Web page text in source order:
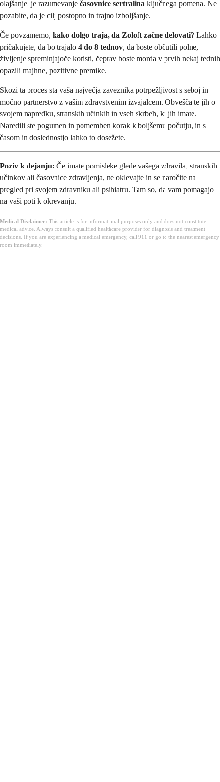
olajšanje, je razumevanje časovnice sertralina ključnega pomena. Ne
pozabite, da je cilj postopno in trajno izboljšanje.
Če povzamemo, kako dolgo traja, da Zoloft začne delovati? Lahko
pričakujete, da bo trajalo 4 do 8 tednov, da boste občutili polne,
življenje spreminjajoče koristi, čeprav boste morda v prvih nekaj tednih
opazili majhne, pozitivne premike.
Skozi ta proces sta vaša največja zaveznika potrpežljivost s seboj in
močno partnerstvo z vašim zdravstvenim izvajalcem. Obveščajte jih o
svojem napredku, stranskih učinkih in vseh skrbeh, ki jih imate.
Naredili ste pogumen in pomemben korak k boljšemu počutju, in s
časom in doslednostjo lahko to dosežete.
Poziv k dejanju: Če imate pomisleke glede vašega zdravila, stranskih
učinkov ali časovnice zdravljenja, ne oklevajte in se naročite na
pregled pri svojem zdravniku ali psihiatru. Tam so, da vam pomagajo
na vaši poti k okrevanju.
Medical Disclaimer: This article is for informational purposes only and does not constitute
medical advice. Always consult a qualified healthcare provider for diagnosis and treatment
decisions. If you are experiencing a medical emergency, call 911 or go to the nearest emergency
room immediately.